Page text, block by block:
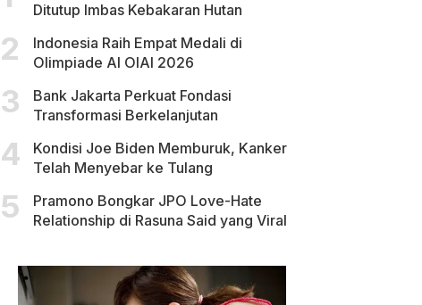
Ditutup Imbas Kebakaran Hutan
Indonesia Raih Empat Medali di
Olimpiade AI OIAI 2026
Bank Jakarta Perkuat Fondasi
Transformasi Berkelanjutan
Kondisi Joe Biden Memburuk, Kanker
Telah Menyebar ke Tulang
Pramono Bongkar JPO Love-Hate
Relationship di Rasuna Said yang Viral